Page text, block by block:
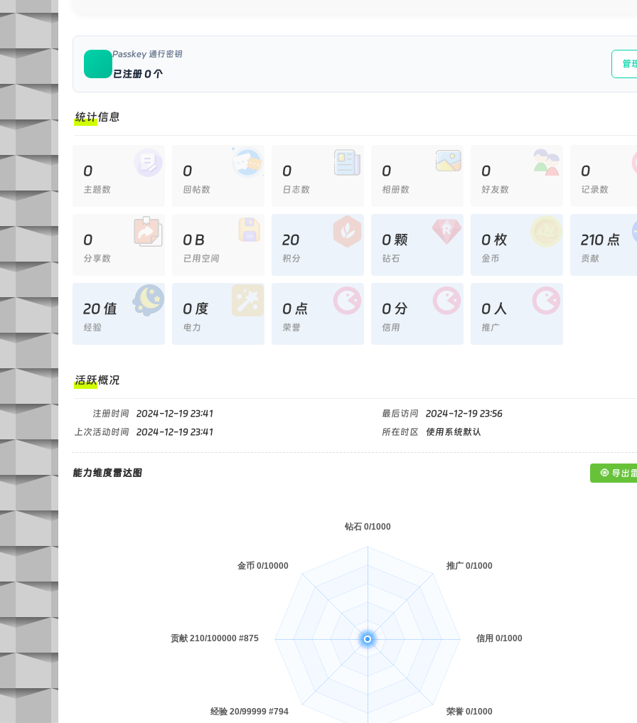
Passkey 通行密钥
已注册 0 个
管
统计信息
0
主题数
0
回帖数
0
日志数
0
相册数
0
好友数
0
记录数
0
分享数
0 B
已用空间
20
积分
0 颗
钻石
0 枚
金币
210 点
贡献
20 值
经验
0 度
电力
0 点
荣誉
0 分
信用
0 人
推广
活跃概况
注册时间 2024-12-19 23:41 最后访问
2024-12-19 23:56
上次活动时间
2024-12-19 23:41 所在时区 使用系统默认
能力维度雷达图 🧿 导出